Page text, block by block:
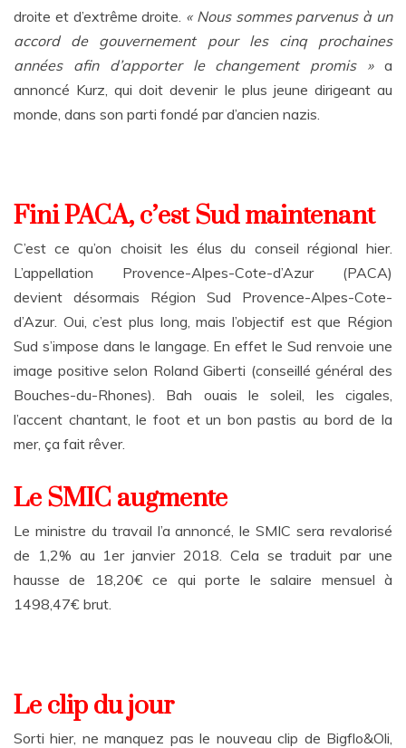
droite et d’extrême droite. « Nous sommes parvenus à un
accord de gouvernement pour les cinq prochaines
années afin d’apporter le changement promis »a
annoncé Kurz, qui doit devenir le plus jeune dirigeant au
monde, dans son parti fondé par d’ancien nazis.
Fini PACA, c’est Sud maintenant
C’est ce qu’on choisit les élus du conseil régional hier.
L’appellation Provence-Alpes-Cote-d’Azur (PACA)
devient désormais Région Sud Provence-Alpes-Cote-
d’Azur. Oui, c’est plus long, mais l’objectif est que Région
Sud s’impose dans le langage. En effet le Sud renvoie une
image positive selon Roland Giberti (conseillé général des
Bouches-du-Rhones). Bah ouais le soleil, les cigales,
l’accent chantant, le foot et un bon pastis au bord de la
mer, ça fait rêver.
Le SMIC augmente
Le ministre du travail l’a annoncé, le SMIC sera revalorisé
de 1,2% au 1er janvier 2018. Cela se traduit par une
hausse de 18,20€ ce qui porte le salaire mensuel à
1498,47€ brut.
Le clip du jour
Sorti hier, ne manquez pas le nouveau clip de Bigflo&Oli,